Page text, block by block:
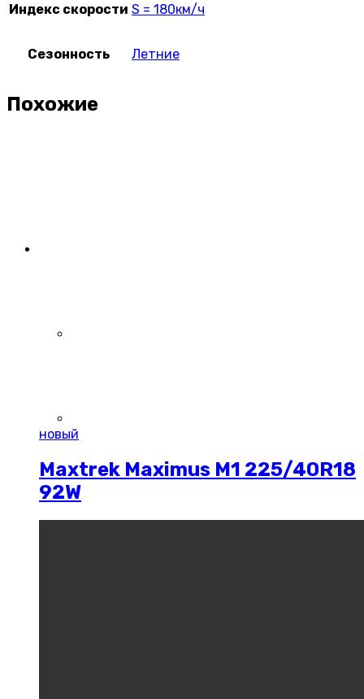
Индекс скорости S = 180км/ч
Сезонность Летние
Похожие
новый
Maxtrek Maximus M1 225/40R18
92W